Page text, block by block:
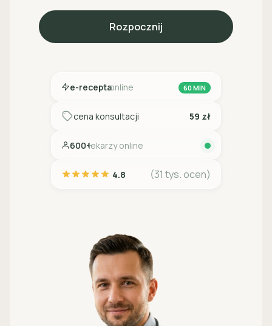
Rozpocznij
e-receptaonline 60 MIN
cena konsultacji 59 zł
600+lekarzy online
4.8 (31 tys. ocen)